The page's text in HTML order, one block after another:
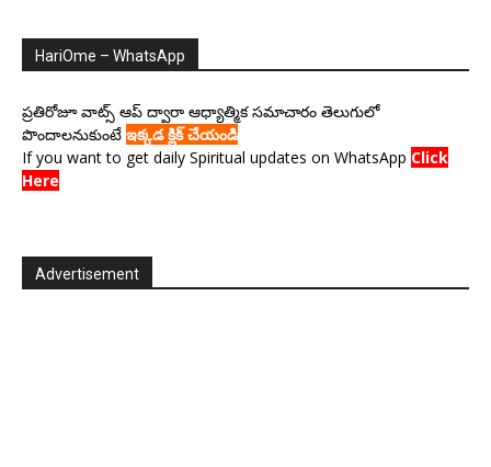
HariOme – WhatsApp
ప్రతిరోజూ వాట్స్ ఆప్ ద్వారా ఆధ్యాత్మిక సమాచారం తెలుగులో
పొందాలనుకుంటే ఇక్కడ క్లిక్ చేయండి
If you want to get daily Spiritual updates on WhatsApp Click
Here
Advertisement